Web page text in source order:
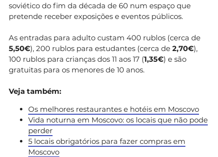
soviético do fim da década de 60 num espaço que
pretende receber exposições e eventos públicos.
As entradas para adulto custam 400 rublos (cerca de
5,50€), 200 rublos para estudantes (cerca de 2,70€),
100 rublos para crianças dos 11 aos 17 (1,35€) e são
gratuitas para os menores de 10 anos.
Veja também:
Os melhores restaurantes e hotéis em Moscovo
Vida noturna em Moscovo: os locais que não pode
perder
5 locais obrigatórios para fazer compras em
Moscovo